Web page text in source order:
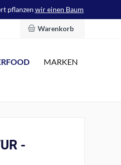
pflanzen wir einen Baum
Warenkorb
MARKEN
-